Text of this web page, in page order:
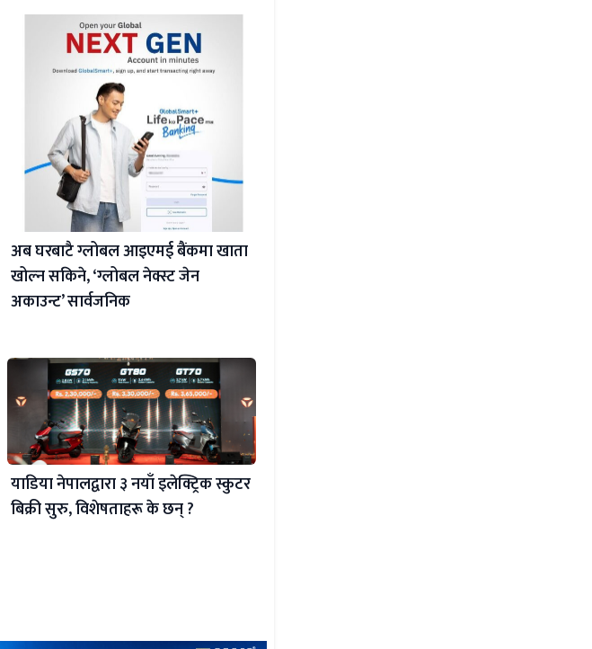
अब घरबाटै ग्लोबल आइएमई बैंकमा खाता
खोल्न सकिने, ‘ग्लोबल नेक्स्ट जेन
अकाउन्ट’ सार्वजनिक
याडिया नेपालद्वारा ३ नयाँ इलेक्ट्रिक स्कुटर
बिक्री सुरु, विशेषताहरू के छन् ?